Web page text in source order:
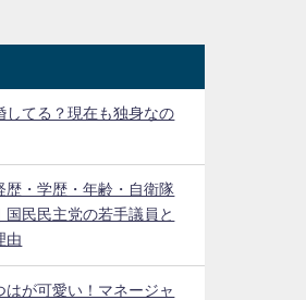
してる？現在も独身なの
歴・学歴・年齢・自衛隊
国民民主党の若手議員と
由
はが可愛い！マネージャ